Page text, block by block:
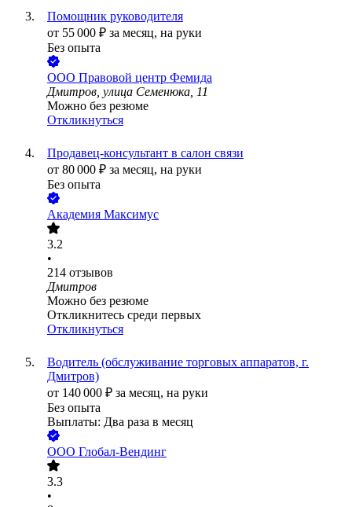
Помощник руководителя
от 55 000 ₽ за месяц, на руки
Без опыта
ООО Правовой центр Фемида
Дмитров, улица Семенюка, 11
Можно без резюме
Откликнуться
Продавец-консультант в салон связи
от 80 000 ₽ за месяц, на руки
Без опыта
Академия Максимус
3.2
•
214 отзывов
Дмитров
Можно без резюме
Откликнитесь среди первых
Откликнуться
Водитель (обслуживание торговых аппаратов, г.
Дмитров)
от 140 000 ₽ за месяц, на руки
Без опыта
Выплаты: Два раза в месяц
ООО Глобал-Вендинг
3.3
•